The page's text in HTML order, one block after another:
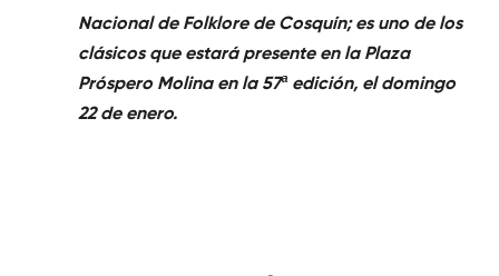
Nacional de Folklore de Cosquín; es uno de los
clásicos que estará presente en la Plaza
Próspero Molina en la 57ª edición, el domingo
22 de enero.